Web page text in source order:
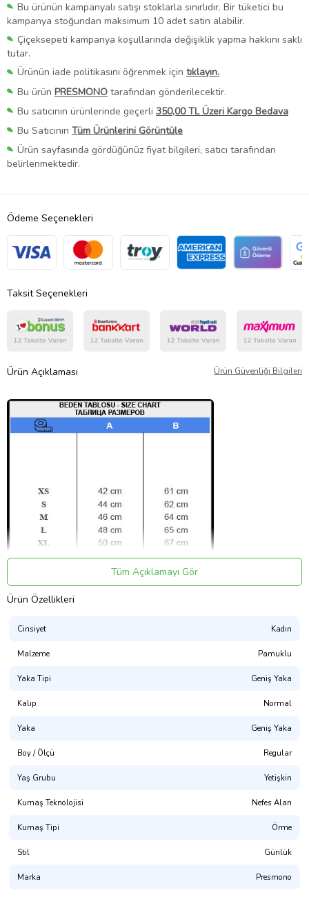
Bu ürünün kampanyalı satışı stoklarla sınırlıdır. Bir tüketici bu
kampanya stoğundan maksimum 10 adet satın alabilir.
Çiçeksepeti kampanya koşullarında değişiklik yapma hakkını saklı
tutar.
Ürünün iade politikasını öğrenmek için tıklayın.
Bu ürün PRESMONO tarafından gönderilecektir.
Bu satıcının ürünlerinde geçerli 350,00 TL Üzeri Kargo Bedava
Bu Satıcının Tüm Ürünlerini Görüntüle
Ürün sayfasında gördüğünüz fiyat bilgileri, satıcı tarafından
belirlenmektedir.
Ödeme Seçenekleri
Taksit Seçenekleri
Ürün Açıklaması Ürün Güvenliği Bilgileri
Presmono
Kalıp: Normal Kesim
%100 Pamuklu. 1. Kalite Penye
(NOT: Uygun bedeni bulamadınız mı? Mağaza sayfamızda
bulabilirsiniz.)
Yıkama Talimatı:
Dijital Baskı ile üretilmektedir.(OKEO-TEX® ECO PASSPORT
Tüm Açıklamayı Gör
Ürün Özellikleri
Cinsiyet Kadın
Malzeme Pamuklu
Yaka Tipi Geniş Yaka
Kalıp Normal
Yaka Geniş Yaka
Boy / Ölçü Regular
Yaş Grubu Yetişkin
Kumaş Teknolojisi Nefes Alan
Kumaş Tipi Örme
Stil Günlük
Marka Presmono